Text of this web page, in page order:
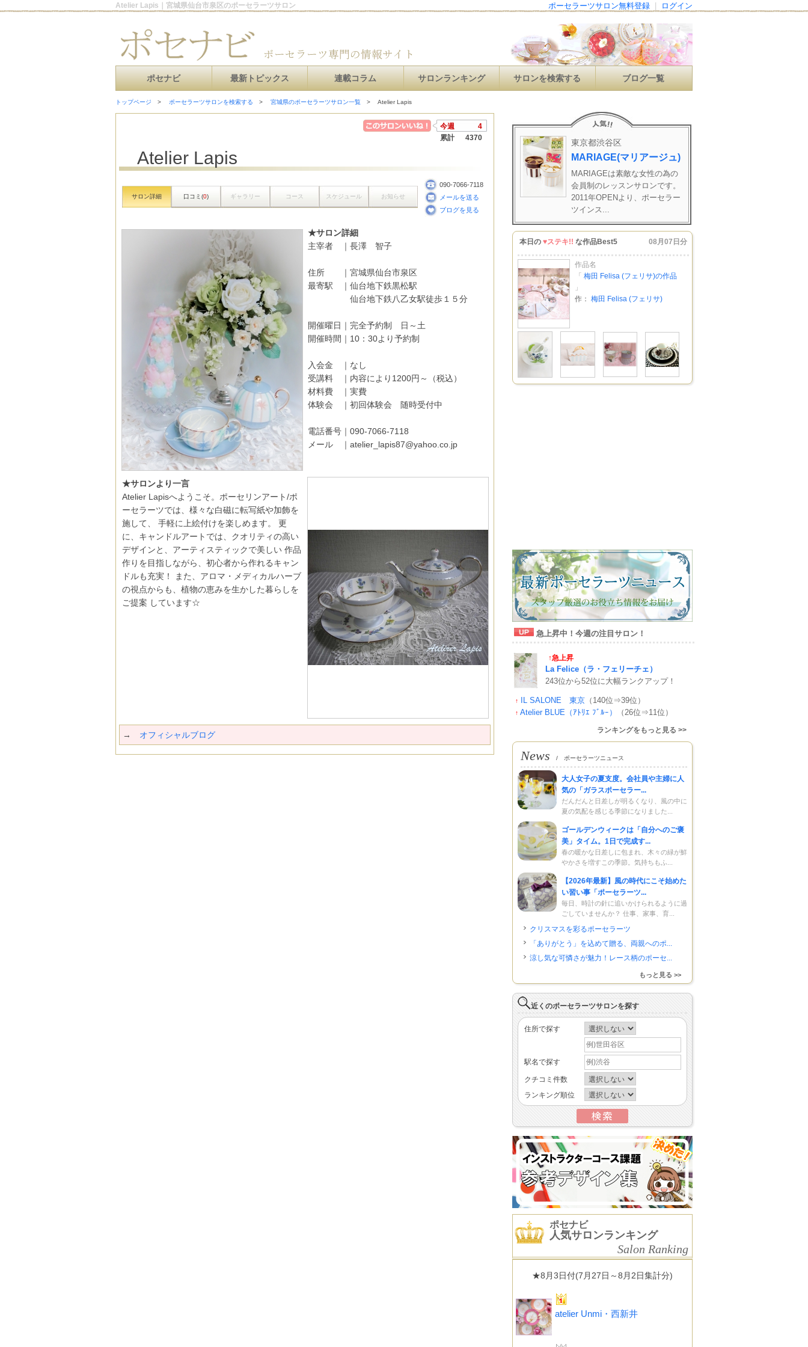
Atelier Lapis｜宮城県仙台市泉区のポーセラーツサロン ログイン
ポーセラーツサロン無料登録
ポセナビ 最新トピックス 連載コラム サロンランキング サロンを検索する ブログ一覧
トップページ ポーセラーツサロンを検索する 宮城県のポーセラーツサロン一覧 Atelier Lapis
今週
4
累計
4370
Atelier Lapis
サロン詳細 口コミ(0) ギャラリー コース スケジュール お知らせ
090-7066-7118
メールを送る
ブログを見る
★サロン詳細
主宰者 ｜長澤 智子
住所 ｜宮城県仙台市泉区
最寄駅 ｜仙台地下鉄黒松駅
仙台地下鉄八乙女駅徒歩１５分
開催曜日｜完全予約制 日～土
開催時間｜10：30より予約制
入会金 ｜なし
受講料 ｜内容により1200円～（税込）
材料費 ｜実費
体験会 ｜初回体験会 随時受付中
電話番号｜090-7066-7118
メール ｜atelier_lapis87@yahoo.co.jp
★サロンより一言
Atelier Lapisへようこそ。ポーセリンアート/ポ
ーセラーツでは、様々な白磁に転写紙や加飾を
施して、 手軽に上絵付けを楽しめます。 更
に、キャンドルアートでは、クオリティの高い
デザインと、アーティスティックで美しい 作品
作りを目指しながら、初心者から作れるキャン
ドルも充実！ また、アロマ・メディカルハーブ
の視点からも、植物の恵みを生かした暮らしを
ご提案 しています☆
→ オフィシャルブログ
東京都渋谷区
MARIAGE(マリアージュ)
MARIAGEは素敵な女性の為の
会員制のレッスンサロンです。
2011年OPENより、ポーセラー
ツインス...
本日の ♥ステキ!! な作品Best5 08月07日分
作品名
「 梅田 Felisa (フェリサ)の作品
」
作： 梅田 Felisa (フェリサ)
急上昇中！今週の注目サロン！
↑急上昇
La Felice（ラ・フェリーチェ）
243位から52位に大幅ランクアップ！
↑ IL SALONE 東京 （140位⇒39位）
↑ Atelier BLUE（ｱﾄﾘｴ ﾌﾞﾙｰ） （26位⇒11位）
ランキングをもっと見る >>
News / ポーセラーツニュース
大人女子の夏支度。会社員や主婦に人
気の「ガラスポーセラー...
だんだんと日差しが明るくなり、風の中に
夏の気配を感じる季節になりました...
ゴールデンウィークは「自分へのご褒
美」タイム。1日で完成す...
春の暖かな日差しに包まれ、木々の緑が鮮
やかさを増すこの季節。気持ちもふ...
【2026年最新】風の時代にこそ始めた
い習い事「ポーセラーツ...
毎日、時計の針に追いかけられるように過
ごしていませんか？ 仕事、家事、育...
クリスマスを彩るポーセラーツ
「ありがとう」を込めて贈る、両親へのポ...
涼し気な可憐さが魅力！レース柄のポーセ...
もっと見る >>
近くのポーセラーツサロンを探す
住所で探す
駅名で探す
クチコミ件数
ランキング順位
ポセナビ
人気サロンランキング
Salon Ranking
★8月3日付(7月27日～8月2日集計分)
atelier Unmi・西新井